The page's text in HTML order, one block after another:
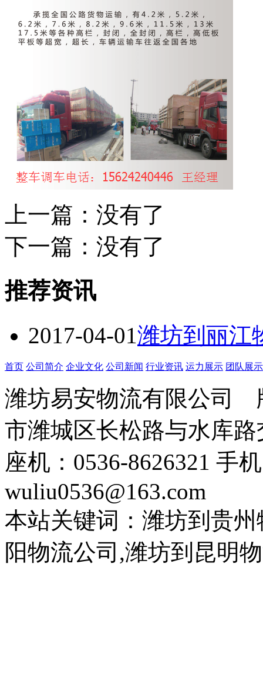
上一篇：没有了
下一篇：没有了
推荐资讯
2017-04-01潍坊到丽江
首页 公司简介 企业文化 公司新闻 行业资讯 运力展示 团队展示
潍坊易安物流有限公
市潍城区长松路与水库
座机：0536-8626321 手
wuliu0536@163.com
本站关键词：潍坊到贵
阳物流公司,潍坊到昆明